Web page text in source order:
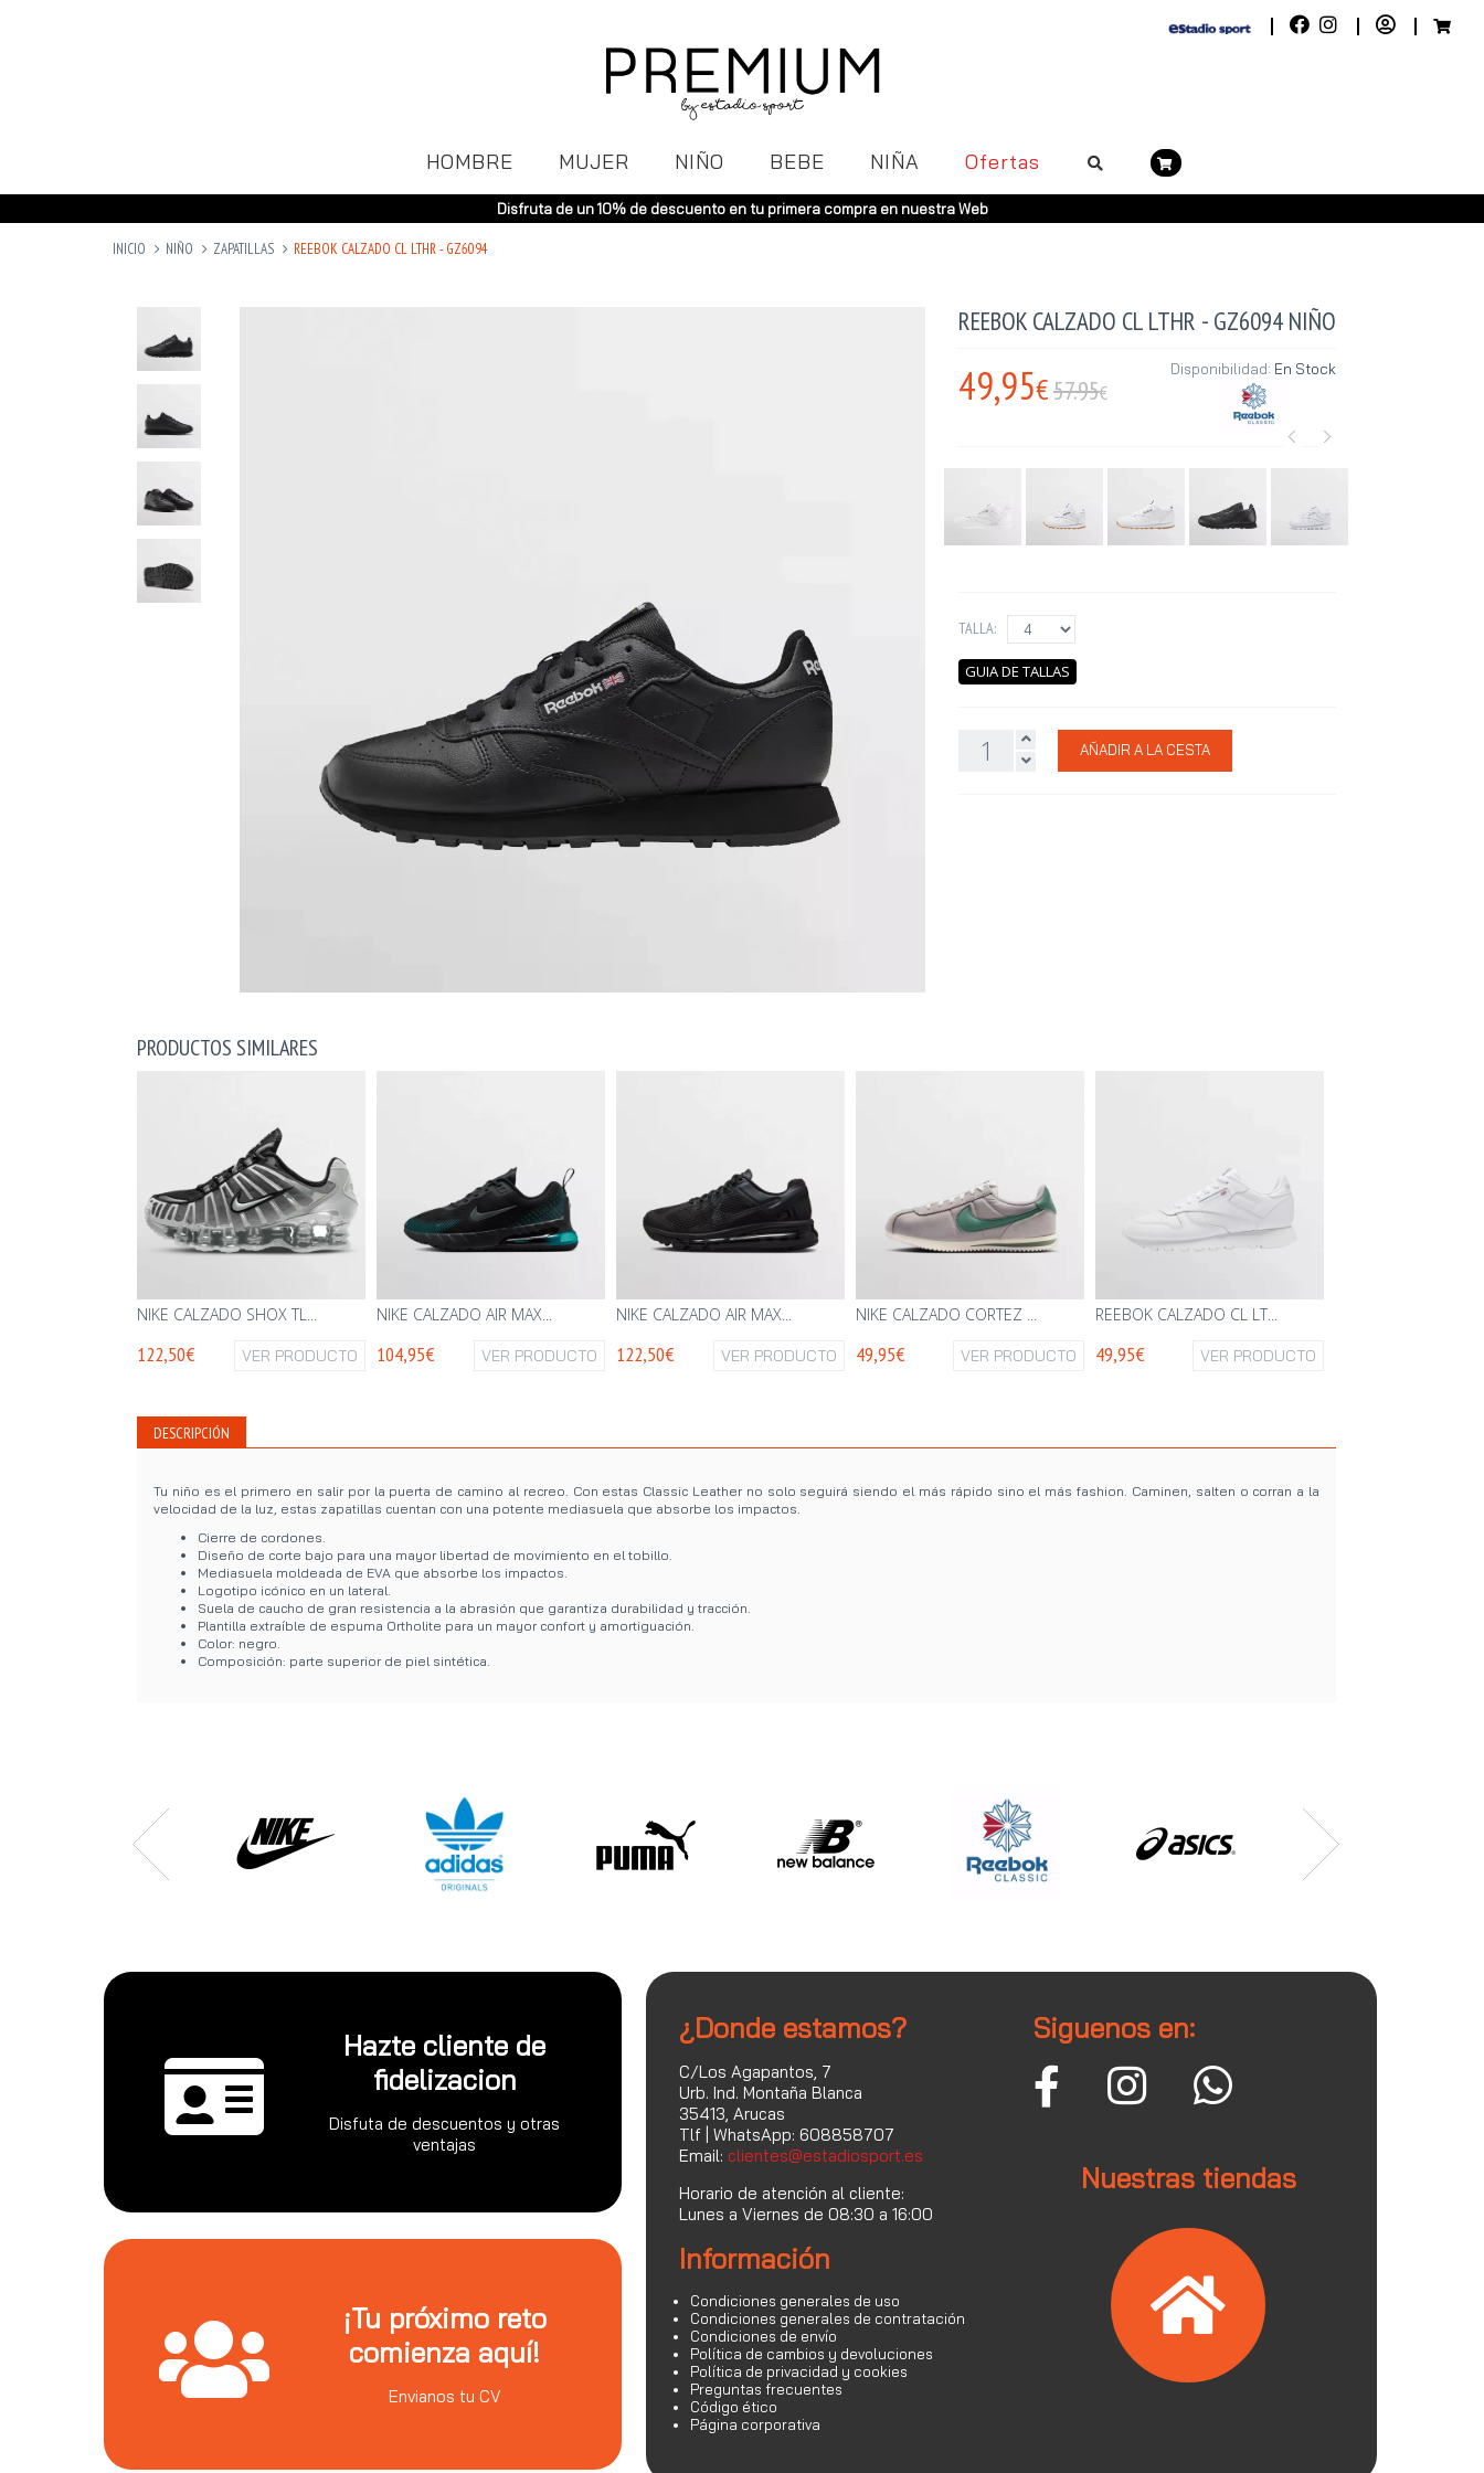
HOMBRE MUJER NIÑO BEBE NIÑA Ofertas
Disfruta de un 10% de descuento en tu primera compra en nuestra Web
INICIO NIÑO ZAPATILLAS REEBOK CALZADO CL LTHR - GZ6094
REEBOK CALZADO CL LTHR - GZ6094 NIÑO
49,95€57.95€
Disponibilidad: En Stock
TALLA:
GUIA DE TALLAS
AÑADIR A LA CESTA
PRODUCTOS SIMILARES
NIKE CALZADO SHOX TL...
122,50€ VER PRODUCTO
NIKE CALZADO AIR MAX...
104,95€ VER PRODUCTO
NIKE CALZADO AIR MAX...
122,50€ VER PRODUCTO
NIKE CALZADO CORTEZ ...
49,95€ VER PRODUCTO
REEBOK CALZADO CL LT...
49,95€ VER PRODUCTO
DESCRIPCIÓN
Tu niño es el primero en salir por la puerta de camino al recreo. Con estas Classic Leather no solo seguirá siendo el más rápido sino el más fashion. Caminen, salten o corran a la
velocidad de la luz, estas zapatillas cuentan con una potente mediasuela que absorbe los impactos.
Cierre de cordones.
Diseño de corte bajo para una mayor libertad de movimiento en el tobillo.
Mediasuela moldeada de EVA que absorbe los impactos.
Logotipo icónico en un lateral.
Suela de caucho de gran resistencia a la abrasión que garantiza durabilidad y tracción.
Plantilla extraíble de espuma Ortholite para un mayor confort y amortiguación.
Color: negro.
Composición: parte superior de piel sintética.
Hazte cliente de
fidelizacion
Disfuta de descuentos y otras
ventajas
¡Tu próximo reto
comienza aquí!
Envianos tu CV
¿Donde estamos?
C/Los Agapantos, 7
Urb. Ind. Montaña Blanca
35413, Arucas
Tlf | WhatsApp: 608858707
Email: clientes@estadiosport.es
Horario de atención al cliente:
Lunes a Viernes de 08:30 a 16:00
Información
Condiciones generales de uso
Condiciones generales de contratación
Condiciones de envío
Política de cambios y devoluciones
Política de privacidad y cookies
Preguntas frecuentes
Código ético
Página corporativa
Siguenos en:
Nuestras tiendas